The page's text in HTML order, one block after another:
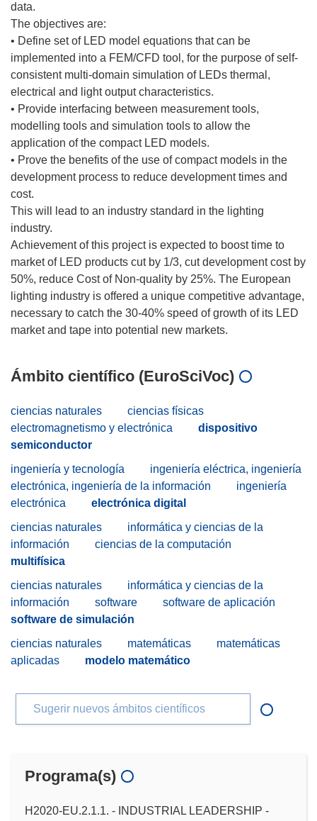
data.
The objectives are:
• Define set of LED model equations that can be
implemented into a FEM/CFD tool, for the purpose of self-
consistent multi-domain simulation of LEDs thermal,
electrical and light output characteristics.
• Provide interfacing between measurement tools,
modelling tools and simulation tools to allow the
application of the compact LED models.
• Prove the benefits of the use of compact models in the
development process to reduce development times and
cost.
This will lead to an industry standard in the lighting
industry.
Achievement of this project is expected to boost time to
market of LED products cut by 1/3, cut development cost by
50%, reduce Cost of Non-quality by 25%. The European
lighting industry is offered a unique competitive advantage,
necessary to catch the 30-40% speed of growth of its LED
Ámbito científico (EuroSciVoc)
ciencias naturales
ciencias físicas
electromagnetismo y electrónica
dispositivo
semiconductor
ingeniería y tecnología
ingeniería eléctrica, ingeniería
electrónica, ingeniería de la información
ingeniería
electrónica
electrónica digital
ciencias naturales
informática y ciencias de la
información
ciencias de la computación
multifísica
ciencias naturales
informática y ciencias de la
información
software
software de aplicación
software de simulación
ciencias naturales
matemáticas
matemáticas
aplicadas
modelo matemático
Sugerir nuevos ámbitos científicos
Programa(s)
H2020-EU.2.1.1. - INDUSTRIAL LEADERSHIP -